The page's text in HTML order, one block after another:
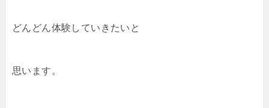
どんどん体験していきたいと
思います。